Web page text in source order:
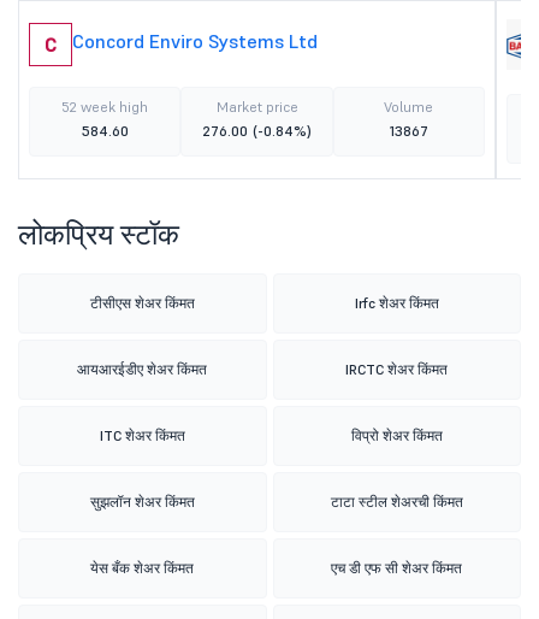
C Concord Enviro Systems Ltd
52 week high
584.60
Market price
276.00 (-0.84%)
Volume
13867
लोकप्रिय स्टॉक
टीसीएस शेअर किंमत Irfc शेअर किंमत
आयआरईडीए शेअर किंमत IRCTC शेअर किंमत
ITC शेअर किंमत विप्रो शेअर किंमत
सुझलॉन शेअर किंमत टाटा स्टील शेअरची किंमत
येस बँक शेअर किंमत एच डी एफ सी शेअर किंमत